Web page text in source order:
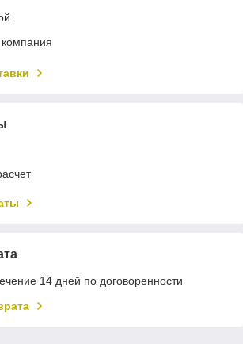
14 дней по договоренности